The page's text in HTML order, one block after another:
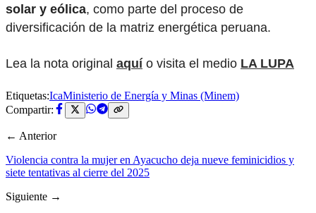
solar y eólica, como parte del proceso de
diversificación de la matriz energética peruana.
Lea la nota original aquío visita el medio LA LUPA
Etiquetas:IcaMinisterio de Energía y Minas (Minem)
Compartir:
← Anterior
Violencia contra la mujer en Ayacucho deja nueve feminicidios y
siete tentativas al cierre del 2025
Siguiente →